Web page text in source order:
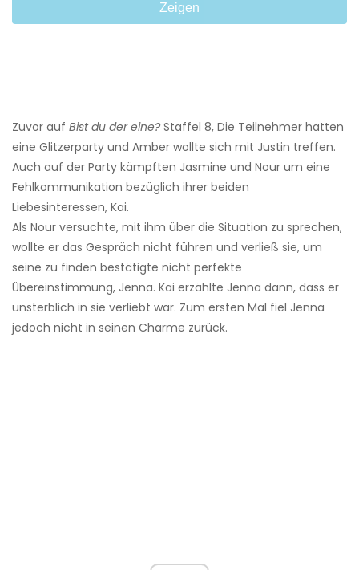
Zeigen
Zuvor auf Bist du der eine?Staffel 8, Die Teilnehmer hatten
eine Glitzerparty und Amber wollte sich mit Justin treffen.
Auch auf der Party kämpften Jasmine und Nour um eine
Fehlkommunikation bezüglich ihrer beiden
Liebesinteressen, Kai.
Als Nour versuchte, mit ihm über die Situation zu sprechen,
wollte er das Gespräch nicht führen und verließ sie, um
seine zu finden bestätigte nicht perfekte
Übereinstimmung, Jenna. Kai erzählte Jenna dann, dass er
unsterblich in sie verliebt war. Zum ersten Mal fiel Jenna
jedoch nicht in seinen Charme zurück.